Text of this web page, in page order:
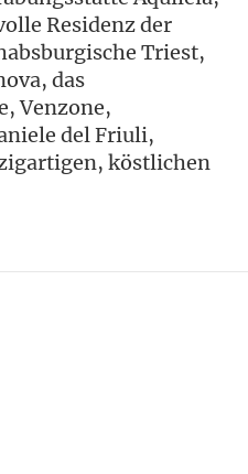
Residenz der
Triest,
das
Venzone,
del Friuli,
köstlichen